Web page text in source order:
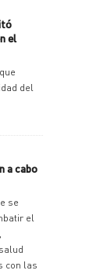
el
del
a cabo
se
el
con las